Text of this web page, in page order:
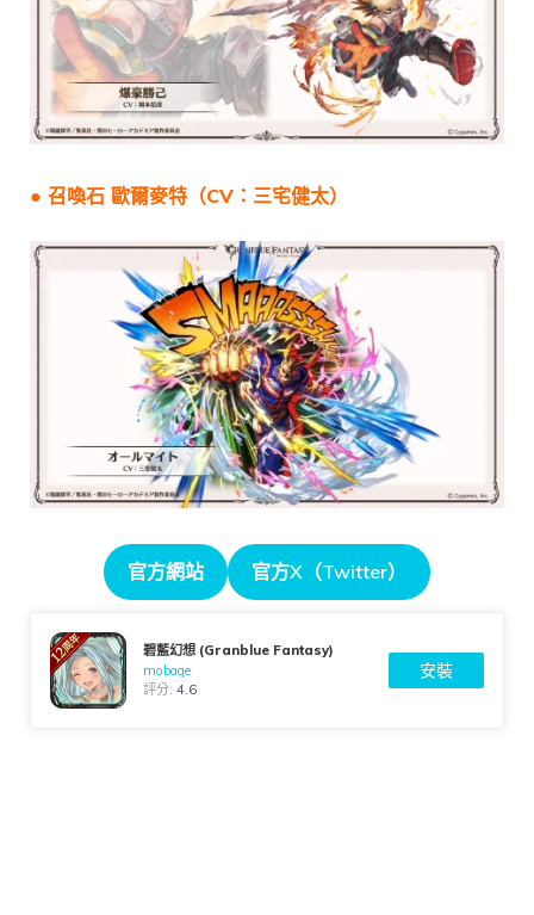
● 召喚石 歐爾麥特 （CV：三宅健太）
官方網站 官方X（Twitter）
碧藍幻想 (Granblue Fantasy)
mobage
評分:4.6
安裝